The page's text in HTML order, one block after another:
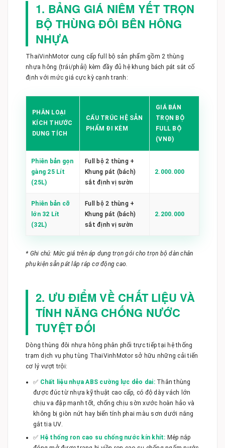
1. BẢNG GIÁ NIÊM YẾT TRỌN
BỘ THÙNG ĐÔI BÊN HÔNG
NHỰA
ThaiVinhMotor cung cấp full bộ sản phẩm gồm 2 thùng
nhựa hông (trái/phải) kèm đầy đủ hệ khung bách pát sắt cố
định với mức giá cực kỳ cạnh tranh:
PHÂN LOẠI
KÍCH THƯỚC
DUNG TÍCH
CẤU TRÚC HỆ SẢN
PHẨM ĐI KÈM
GIÁ BÁN
TRỌN BỘ
FULL BỘ
(VNĐ)
Phiên bản gọn
gàng 25 Lít
(25L)
Full bộ 2 thùng +
Khung pát (bách)
sắt định vị sườn
2.000.000
Phiên bản cỡ
lớn 32 Lít
(32L)
Full bộ 2 thùng +
Khung pát (bách)
sắt định vị sườn
2.200.000
* Ghi chú: Mức giá trên áp dụng trọn gói cho trọn bộ dàn chân
phụ kiện sẵn pát lắp ráp cơ động cao.
2. ƯU ĐIỂM VỀ CHẤT LIỆU VÀ
TÍNH NĂNG CHỐNG NƯỚC
TUYỆT ĐỐI
Dòng thùng đôi nhựa hông phân phối trực tiếp tại hệ thống
trạm dịch vụ phụ tùng ThaiVinhMotor sở hữu những cải tiến
cơ lý vượt trội:
✅ Chất liệu nhựa ABS cường lực dẻo dai:Thân thùng
được đúc từ nhựa kỹ thuật cao cấp, có độ dày vách lớn
chịu va đập mạnh tốt, chống chịu sờn xước hoàn hảo và
không bị giòn nứt hay biến tính phai màu sơn dưới nắng
gắt tia UV.
✅ Hệ thống ron cao su chống nước kín khít: Mép nắp